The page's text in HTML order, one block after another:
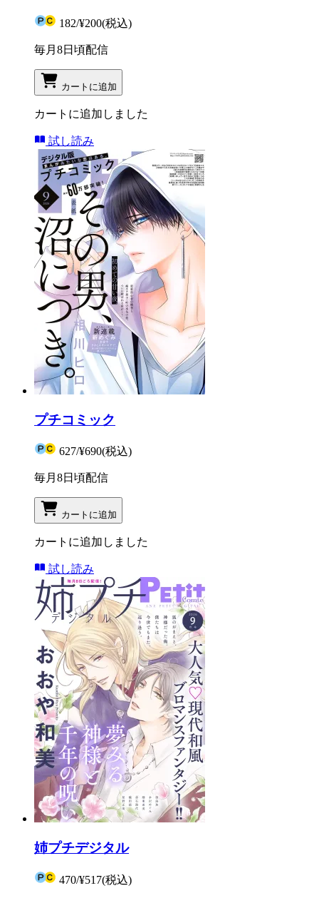
182/¥200(税込)
毎月8日頃配信
カートに追加
カートに追加しました
試し読み
プチコミック
627/¥690(税込)
毎月8日頃配信
カートに追加
カートに追加しました
試し読み
姉プチデジタル
470/¥517(税込)